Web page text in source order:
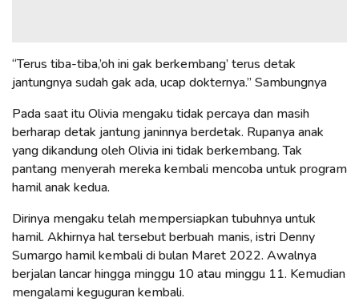
“Terus tiba-tiba,’oh ini gak berkembang’ terus detak
jantungnya sudah gak ada, ucap dokternya.” Sambungnya
Pada saat itu Olivia mengaku tidak percaya dan masih
berharap detak jantung janinnya berdetak. Rupanya anak
yang dikandung oleh Olivia ini tidak berkembang. Tak
pantang menyerah mereka kembali mencoba untuk program
hamil anak kedua.
Dirinya mengaku telah mempersiapkan tubuhnya untuk
hamil. Akhirnya hal tersebut berbuah manis, istri Denny
Sumargo hamil kembali di bulan Maret 2022. Awalnya
berjalan lancar hingga minggu 10 atau minggu 11. Kemudian
mengalami keguguran kembali.